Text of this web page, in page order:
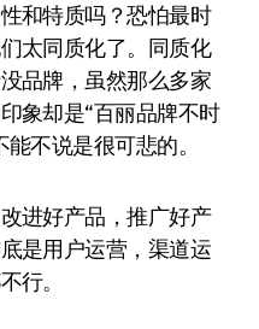
和特质吗？恐怕最时
太同质化了。同质化
品牌，虽然那么多家
象却是“百丽品牌不时
不说是很可悲的。
进好产品，推广好产
是用户运营，渠道运
行。